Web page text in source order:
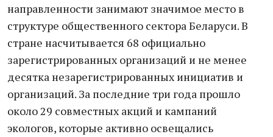
направленности занимают значимое место в
структуре общественного сектора Беларуси. В
стране насчитывается 68 официально
зарегистрированных организаций и не менее
десятка незарегистрированных инициатив и
организаций. За последние три года прошло
около 29 совместных акций и кампаний
экологов, которые активно освещались